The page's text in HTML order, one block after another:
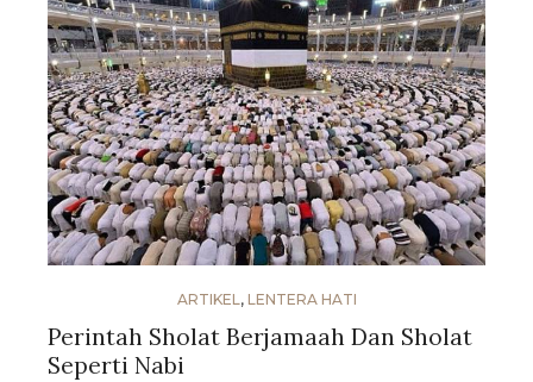
ARTIKEL, LENTERA HATI
Perintah Sholat Berjamaah Dan Sholat
Seperti Nabi